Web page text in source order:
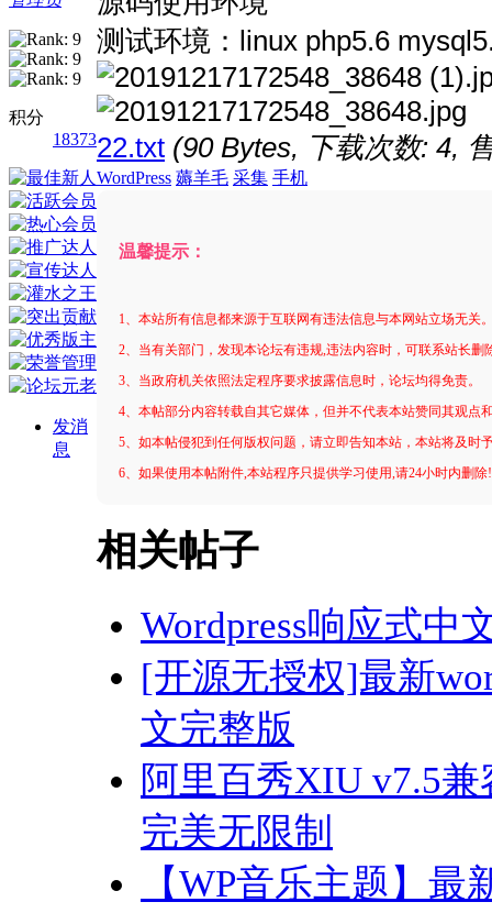
积分
18373
发消
息
测试环境：linux php5.6
22.txt (90 Bytes, 下载次数: 4,
WordPress 薅羊毛 采集 手机
温馨提示：
1、本站所有信息都来源于互联网有违法信息与本网站立场无关
2、当有关部门，发现本论坛有违规,违法内容时，可联系站长删
3、当政府机关依照法定程序要求披露信息时，论坛均得免责。
4、本帖部分内容转载自其它媒体，但并不代表本站赞同其观点
5、如本帖侵犯到任何版权问题，请立即告知本站，本站将及时
6、如果使用本帖附件,本站程序只提供学习使用,请24小时内删
相关帖子
Wordpress响应式中
[开源无授权]最新
文完整版
阿里百秀XIU v7.5兼
完美无限制
【WP音乐主题】最